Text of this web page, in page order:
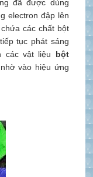
đã được dùng
electron đập lên
các chất bột
tục phát sáng
các vật liệu bột
vào hiệu ứng